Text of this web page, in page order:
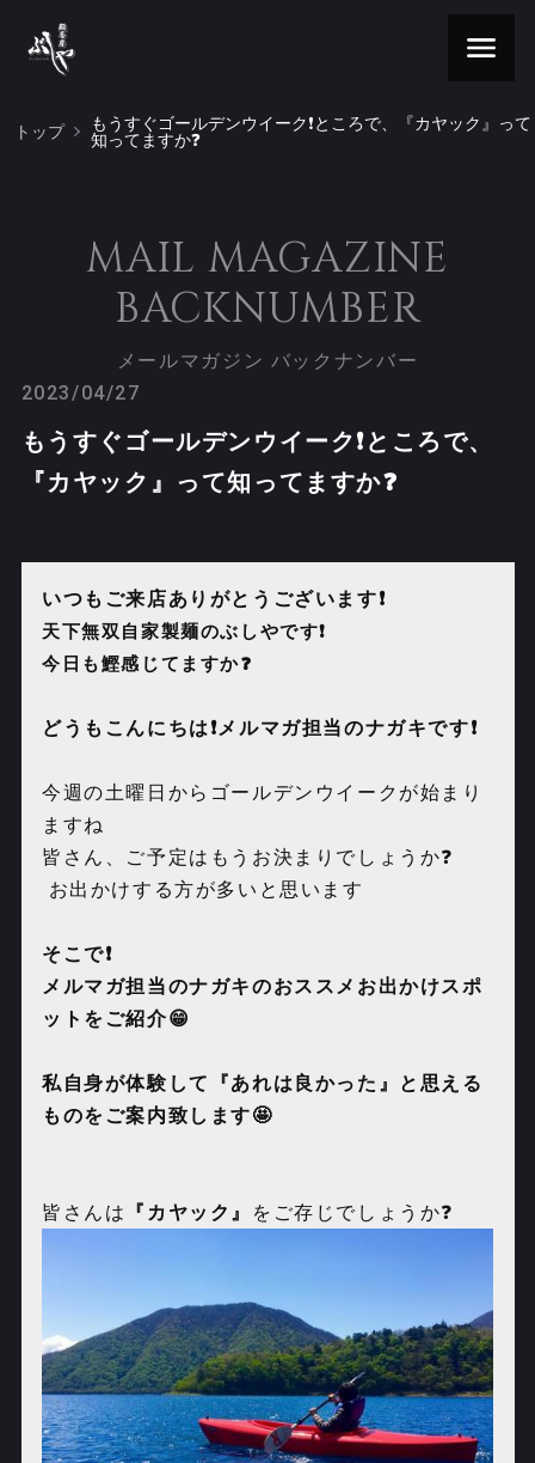
トップ
もうすぐゴールデンウイーク❗️ところで、『カヤック』って
知ってますか❓
MAIL MAGAZINE
BACKNUMBER
メールマガジン バックナンバー
2023/04/27
もうすぐゴールデンウイーク❗️ところで、
『カヤック』って知ってますか❓
いつもご来店ありがとうございます❗️
天下無双自家製麺のぶしやです❗️
今日も鰹感じてますか❓
どうもこんにちは❗️メルマガ担当のナガキです❗️
今週の土曜日からゴールデンウイークが始まり
ますね
皆さん、ご予定はもうお決まりでしょうか❓
お出かけする方が多いと思います
そこで❗️
メルマガ担当のナガキのおススメお出かけスポ
ットをご紹介😁
私自身が体験して『あれは良かった』と思える
ものをご案内致します🤩
皆さんは 『カヤック』 をご存じでしょうか❓